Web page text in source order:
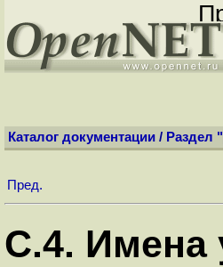
Каталог документации / Раздел
Пред.
C.4. Имена